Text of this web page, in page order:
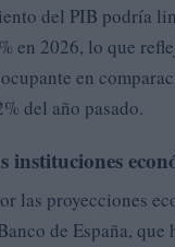
del PIB podría
en 2026, lo que
en
del año pasado.
instituciones
las proyecciones
de España, que